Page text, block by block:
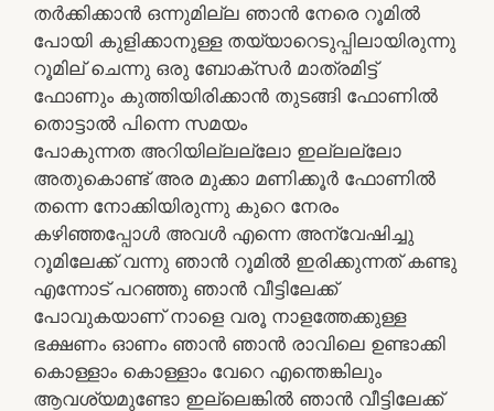
തർക്കിക്കാൻ ഒന്നുമില്ല ഞാൻ നേരെ റൂമിൽ
പോയി കുളിക്കാനുള്ള തയ്യാറെടുപ്പിലായിരുന്നു
റൂമില് ചെന്നു ഒരു ബോക്സർ മാത്രമിട്ട്
ഫോണും കുത്തിയിരിക്കാൻ തുടങ്ങി ഫോണിൽ
തൊട്ടാൽ പിന്നെ സമയം
പോകുന്നത അറിയില്ലല്ലോ ഇല്ലല്ലോ
അതുകൊണ്ട് അര മുക്കാ മണിക്കൂർ ഫോണിൽ
തന്നെ നോക്കിയിരുന്നു കുറെ നേരം
കഴിഞ്ഞപ്പോൾ അവൾ എന്നെ അന്വേഷിച്ചു
റൂമിലേക്ക് വന്നു ഞാൻ റൂമിൽ ഇരിക്കുന്നത് കണ്ടു
എന്നോട് പറഞ്ഞു ഞാൻ വീട്ടിലേക്ക്
പോവുകയാണ് നാളെ വരൂ നാളത്തേക്കുള്ള
ഭക്ഷണം ഓണം ഞാൻ ഞാൻ രാവിലെ ഉണ്ടാക്കി
കൊള്ളാം കൊള്ളാം വേറെ എന്തെങ്കിലും
ആവശ്യമുണ്ടോ ഇല്ലെങ്കിൽ ഞാൻ വീട്ടിലേക്ക്